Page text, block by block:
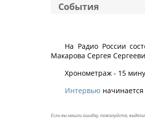
События
На Радио России
Макарова Сергея
Хронометраж - 15
Интервью
Если вы нашли ошибку, пожалуйста,